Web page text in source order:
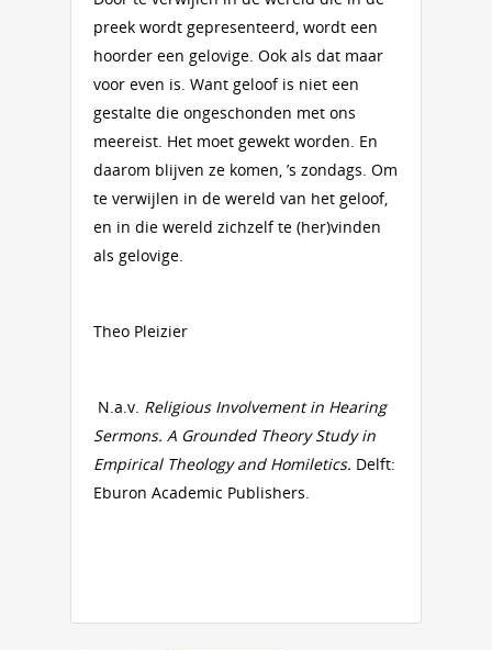
preek wordt gepresenteerd, wordt een
hoorder een gelovige. Ook als dat maar
voor even is. Want geloof is niet een
gestalte die ongeschonden met ons
meereist. Het moet gewekt worden. En
daarom blijven ze komen, ’s zondags. Om
te verwijlen in de wereld van het geloof,
en in die wereld zichzelf te (her)vinden
als gelovige.
Theo Pleizier
N.a.v. Religious Involvement in Hearing
Sermons. A Grounded Theory Study in
Empirical Theology and Homiletics. Delft:
Eburon Academic Publishers.